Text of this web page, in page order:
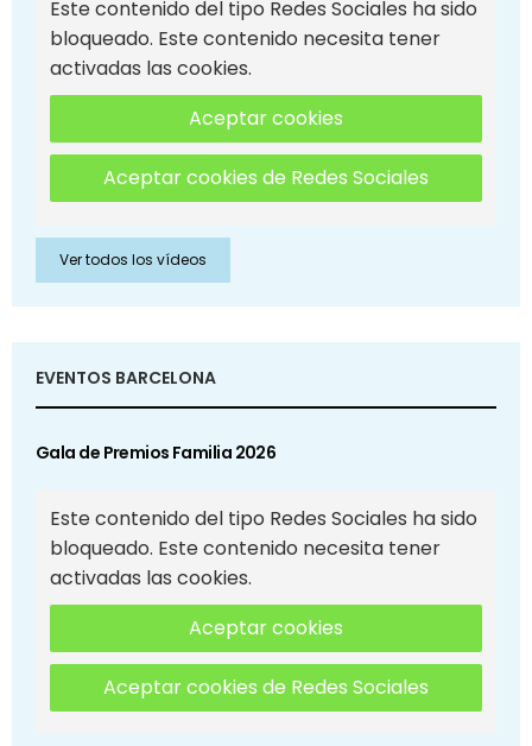
Este contenido del tipo Redes Sociales ha sido
bloqueado. Este contenido necesita tener
activadas las cookies.
Aceptar cookies
Aceptar cookies de Redes Sociales
Ver todos los vídeos
EVENTOS BARCELONA
Gala de Premios Familia 2026
Este contenido del tipo Redes Sociales ha sido
bloqueado. Este contenido necesita tener
activadas las cookies.
Aceptar cookies
Aceptar cookies de Redes Sociales